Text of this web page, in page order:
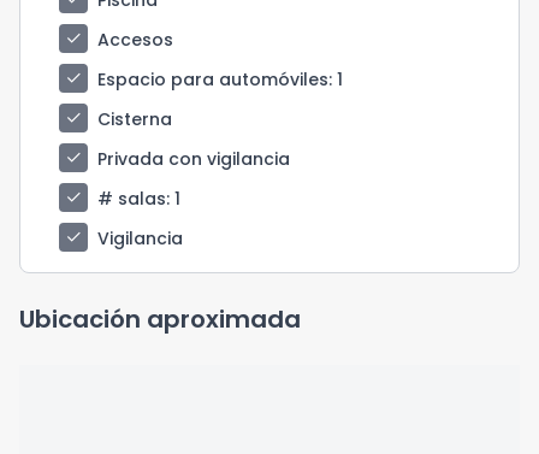
check
Accesos
check
Espacio para automóviles: 1
check
Cisterna
check
Privada con vigilancia
check
# salas: 1
check
Vigilancia
Ubicación aproximada